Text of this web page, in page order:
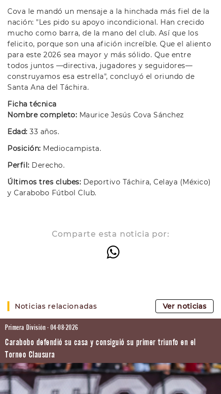
Cova le mandó un mensaje a la hinchada más fiel de la
nación: "Les pido su apoyo incondicional. Han crecido
mucho como barra, de la mano del club. Así que los
felicito, porque son una afición increíble. Que el aliento
para este 2026 sea mayor y más sólido. Que entre
todos juntos —directiva, jugadores y seguidores—
construyamos esa estrella", concluyó el oriundo de
Santa Ana del Táchira.
Ficha técnica
Nombre completo: Maurice Jesús Cova Sánchez
Edad: 33 años.
Posición: Mediocampista.
Perfil: Derecho.
Últimos tres clubes: Deportivo Táchira, Celaya (México)
y Carabobo Fútbol Club.
Comparte esta noticia por:
Noticias relacionadas Ver noticias
Primera División - 04-08-2026
Carabobo defendió su casa y consiguió su primer triunfo en el
Torneo Clausura